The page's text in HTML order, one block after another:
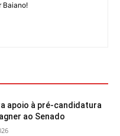
Baiano!
apoio à pré-candidatura
ao Senado